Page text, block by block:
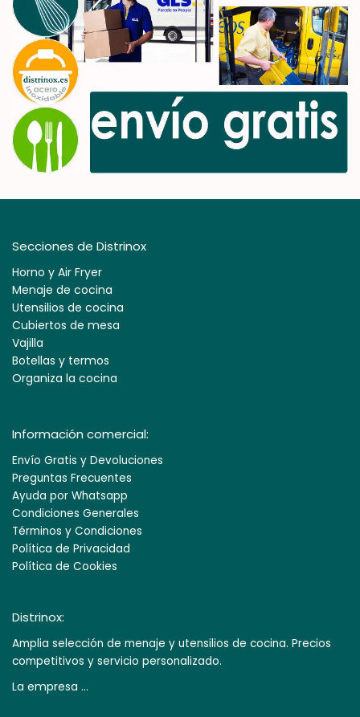
Secciones de Distrinox
Horno y Air Fryer
Menaje de cocina
Utensilios de cocina
Cubiertos de mesa
Vajilla
Botellas y termos
Organiza la cocina
Información comercial:
Envío Gratis y Devoluciones
Preguntas Frecuentes
Ayuda por Whatsapp
Condiciones Generales
Términos y Condiciones
Política de Privacidad
Política de Cookies
Distrinox:
Amplia selección de menaje y utensilios de cocina. Precios
competitivos y servicio personalizado.
La empresa ...